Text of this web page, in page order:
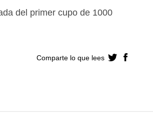
del primer cupo de 1000
Comparte lo que lees